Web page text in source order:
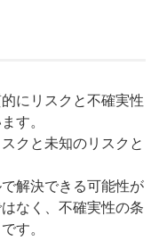
にリスクと不確実性
す。
クと未知のリスクと
解決できる可能性が
なく、不確実性の条
す。